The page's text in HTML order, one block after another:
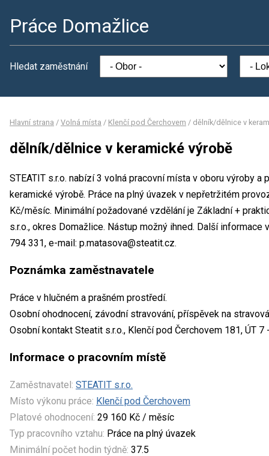
Práce Domažlice
Hledat zaměstnání
Hlavní strana / Volná místa / Klenčí pod Čerchovem / dělník/dělnice v
dělník/dělnice v keramické výrobě
STEATIT s.r.o. nabízí 3 volná pracovní místa v oboru výroby
keramické výrobě. Práce na plný úvazek v nepřetržitém
Kč/měsíc. Minimální požadované vzdělání je Základní +
s.r.o., okres Domažlice. Nástup možný ihned. Další
794 331, e-mail: p.matasova@steatit.cz.
Poznámka zaměstnavatele
Práce v hlučném a prašném prostředí.
Osobní ohodnocení, závodní stravování, příspěvek na
Osobní kontakt Steatit s.r.o., Klenčí pod Čerchovem 181, ÚT 7
Informace o pracovním místě
Zaměstnavatel: STEATIT s.r.o.
Místo výkonu práce: Klenčí pod Čerchovem
Platové ohodnocení: 29 160 Kč / měsíc
Typ pracovního vztahu: Práce na plný úvazek
Minimální počet hodin týdně: 37.5